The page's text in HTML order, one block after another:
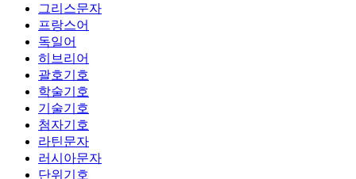
그리스문자
프랑스어
독일어
히브리어
괄호기호
학술기호
기술기호
첨자기호
라틴문자
러시아문자
단위기호